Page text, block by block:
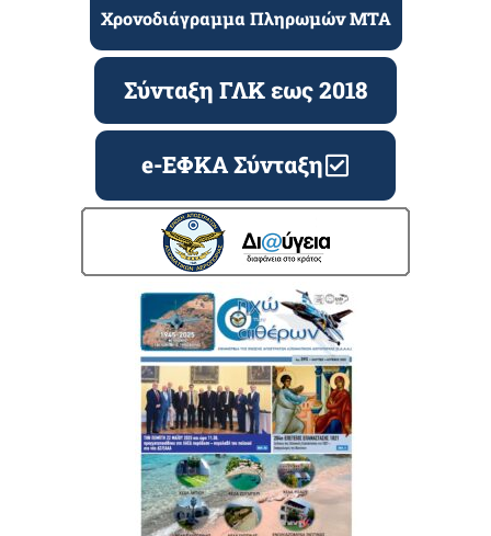
Χρονοδιάγραμμα Πληρωμών ΜΤΑ
Σύνταξη ΓΛΚ εως 2018
e-ΕΦΚΑ Σύνταξη